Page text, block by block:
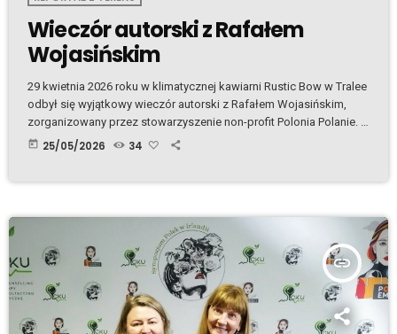
Wieczór autorski z Rafałem
Wojasińskim
29 kwietnia 2026 roku w klimatycznej kawiarni Rustic Bow w Tralee
odbył się wyjątkowy wieczór autorski z Rafałem Wojasińskim,
zorganizowany przez stowarzyszenie non-profit Polonia Polanie.
Podczas spotkania autor opowiadał o swojej twórczości –
today 25/05/2026 34
insert_link